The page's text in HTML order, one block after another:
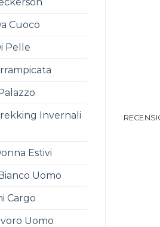
Cuoco
Pelle
Invernali
Estivi
Uomo
Cargo
Uomo